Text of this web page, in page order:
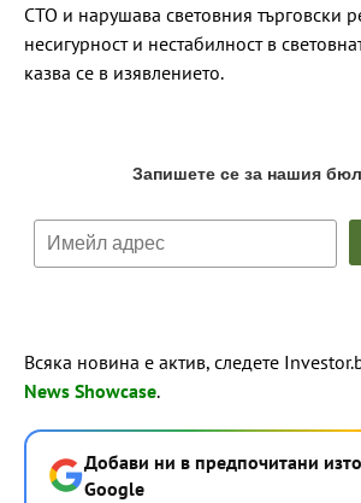
СТО и нарушава световния търговски
несигурност и нестабилност в
казва се в изявлението.
Всяка новина е актив, следете
News Showcase.
Добави ни в предпочитани
Google